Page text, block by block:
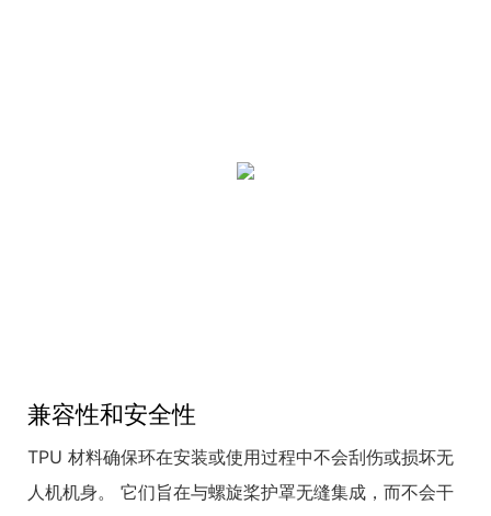
兼容性和安全性
TPU 材料确保环在安装或使用过程中不会刮伤或损坏无
人机机身。 它们旨在与螺旋桨护罩无缝集成，而不会干